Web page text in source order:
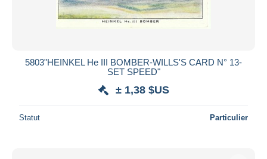
5803"HEINKEL He III BOMBER-WILLS'S CARD N° 13-
SET SPEED"
± 1,38 $US
Statut Particulier